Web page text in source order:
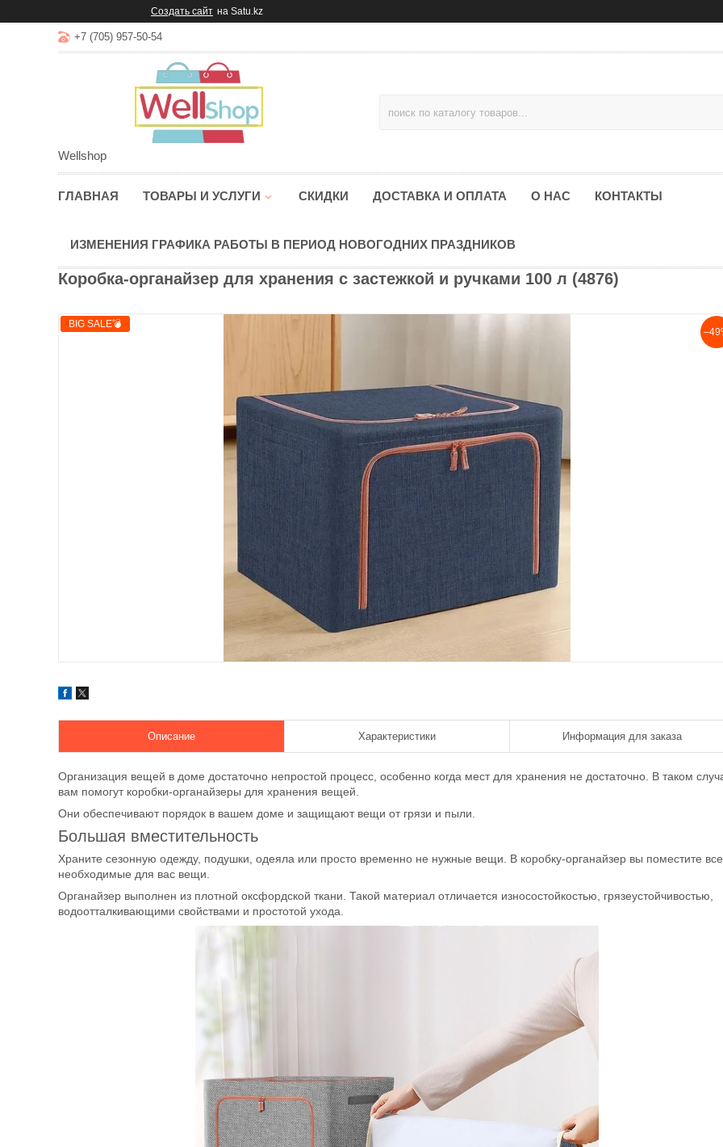
Создать сайт на Satu.kz
+7 (705) 957-50-54
Wellshop
ГЛАВНАЯ ТОВАРЫ И УСЛУГИ СКИДКИ ДОСТАВКА И ОПЛАТА О НАС КОНТАКТЫ
ИЗМЕНЕНИЯ ГРАФИКА РАБОТЫ В ПЕРИОД НОВОГОДНИХ ПРАЗДНИКОВ
Коробка-органайзер для хранения с застежкой и ручками 100 л (4876)
BIG SALE💣
Описание Характеристики Информация для заказа
Организация вещей в доме достаточно непростой процесс, особенно когда мест для хранения не достаточно. В таком
вам помогут коробки-органайзеры для хранения вещей.
Они обеспечивают порядок в вашем доме и защищают вещи от грязи и пыли.
Большая вместительность
Храните сезонную одежду, подушки, одеяла или просто временно не нужные вещи. В коробку-органайзер вы поместите все
необходимые для вас вещи.
Органайзер выполнен из плотной оксфордской ткани. Такой материал отличается износостойкостью, грязеустойчивостью,
водоотталкивающими свойствами и простотой ухода.